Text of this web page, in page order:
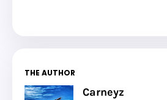
THE AUTHOR
Carneyz